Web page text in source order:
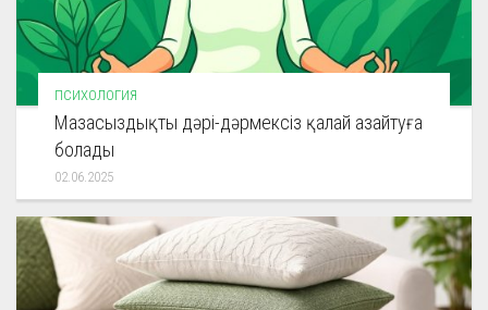
ПСИХОЛОГИЯ
Мазасыздықты дәрі-дәрмексіз қалай азайтуға
болады
02.06.2025